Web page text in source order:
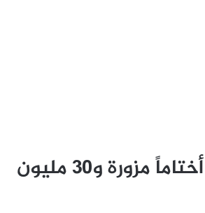
الأمن يضبط أختاماً مزورة و30 مليون